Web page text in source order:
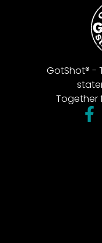
GotShot® -
Together